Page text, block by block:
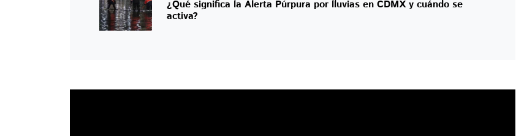
¿Qué significa la Alerta Púrpura por lluvias en CDMX y cuándo se
activa?